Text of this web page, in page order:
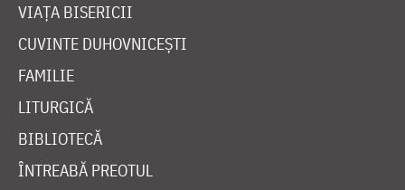
VIAȚA BISERICII
CUVINTE DUHOVNICEȘTI
FAMILIE
LITURGICĂ
BIBLIOTECĂ
ÎNTREABĂ PREOTUL